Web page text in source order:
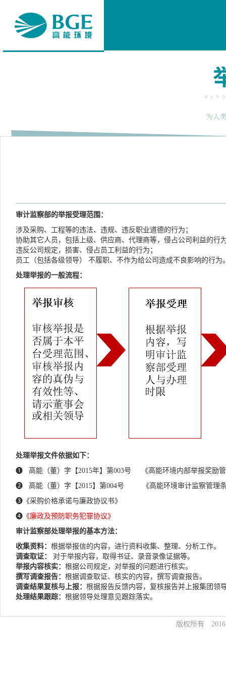
审计监察部的举报受理范围：
涉及采购、工程等的违法、违规、违反职业道德的行为；
协助其它人员，包括上级、供应商、代理商等，侵占公司利益的行
违反公司规定，损害、侵占员工利益的行为；
员工（包括各级领导） 不履职、不作为给公司造成不良影响的行为
处理举报的一般流程：
处理举报文件依据如下：
❶ 高能（董）字【2015年】第003号 《高能环境内
❷ 高能（董）字【2015】第004号 《高能环境审计监察管理
❸《采购价格承诺与廉政协议书》
❹ 《廉政及预防职务犯罪协议》
审计监察部处理举报的基本方法：
收集资料： 根据举报信的内容，进行资料收集、整理、分析工作。
调查取证：
对于举报内容，取得书证、录音录像证据等。
举报内容核实： 根据公司规定，对举报的问题进行核实。
撰写调查报告： 根据调查取证、核实的内容，撰写调查报告。
调查结果复核与上报： 根据报告反馈内容，复核报告并上报集团领
处理结果跟踪： 根据领导处理意见跟踪落实。
版权所有 2016